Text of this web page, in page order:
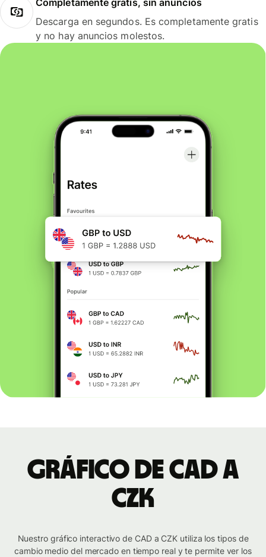
Descarga en segundos. Es completamente gratis
y no hay anuncios molestos.
Gráfico de CAD a
CZK
Nuestro gráfico interactivo de CAD a CZK utiliza los tipos de
cambio medio del mercado en tiempo real y te permite ver los